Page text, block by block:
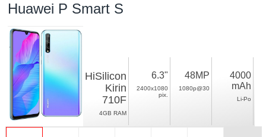
Huawei P Smart S
HiSilicon
Kirin
710F
4GB RAM
6.3"
2400x1080
pix.
48MP
1080p@30
4000
mAh
Li-Po